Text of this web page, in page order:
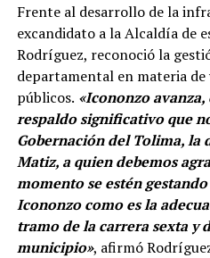
Frente al desarrollo de la
excandidato a la Alcaldía de
Rodríguez, reconoció la
departamental en materia de
públicos. «Icononzo
respaldo significativo que
Gobernación del Tolima, la
Matiz, a quien debemos
momento se estén
Icononzo como es la
tramo de la carrera sexta y
municipio», afirmó